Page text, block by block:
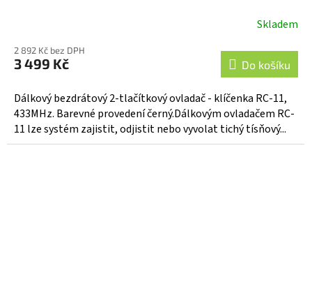
produktu
je
z
5
hvězdiček.
Skladem
2 892 Kč bez DPH
3 499 Kč Do košíku
Dálkový bezdrátový 2-tlačítkový ovladač - klíčenka RC-11,
433MHz. Barevné provedení černý.Dálkovým ovladačem RC-
11 lze systém zajistit, odjistit nebo vyvolat tichý tísňový...